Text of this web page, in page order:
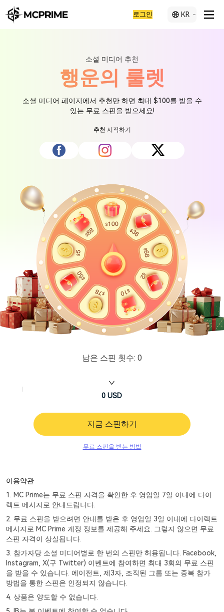
로그인 KR
소셜 미디어 추천
행운의 룰렛
소셜 미디어 페이지에서 추천만 하면 최대 $100를 받을 수
있는 무료 스핀을 받으세요!
추천 시작하기
남은 스핀 횟수: 0
0 USD
지금 스핀하기
무료 스핀을 받는 방법
이용약관
1. MC Prime는 무료 스핀 자격을 확인한 후 영업일 7일 이내에 다이
렉트 메시지로 안내드립니다.
2. 무료 스핀을 받으려면 안내를 받은 후 영업일 3일 이내에 다이렉트
메시지로 MC Prime 계정 정보를 제공해 주세요. 그렇지 않으면 무료
스핀 자격이 상실됩니다.
3. 참가자당 소셜 미디어별로 한 번의 스핀만 허용됩니다. Facebook,
Instagram, X(구 Twitter) 이벤트에 참여하면 최대 3회의 무료 스핀
을 받을 수 있습니다. 에이전트, 제3자, 조직된 그룹 또는 중복 참가
방법을 통한 스핀은 인정되지 않습니다.
4. 상품은 양도할 수 없습니다.